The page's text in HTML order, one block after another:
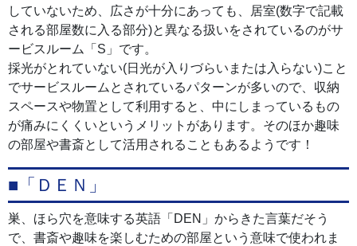
していないため、広さが十分にあっても、居室(数字で記載
される部屋数に入る部分)と異なる扱いをされているのがサ
ービスルーム「S」です。
採光がとれていない(日光が入りづらいまたは入らない)こと
でサービスルームとされているパターンが多いので、収納
スペースや物置として利用すると、中にしまっているもの
が痛みにくくいというメリットがあります。そのほか趣味
の部屋や書斎として活用されることもあるようです！
■「ＤＥＮ」
巣、ほら穴を意味する英語「DEN」からきた言葉だそう
で、書斎や趣味を楽しむための部屋という意味で使われま